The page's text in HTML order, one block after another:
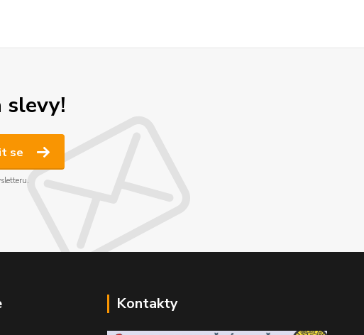
slevy!
se
Kontakty